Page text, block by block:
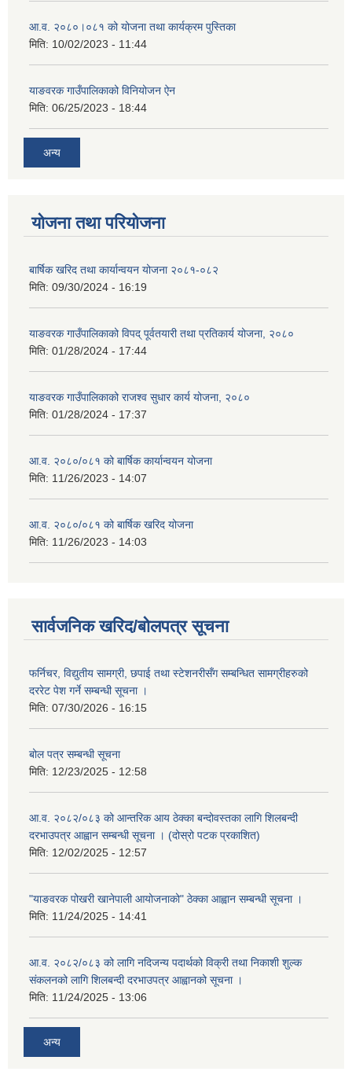
आ.व. २०८०।०८१ को योजना तथा कार्यक्रम पुस्तिका
मिति: 10/02/2023 - 11:44
याङवरक गाउँपालिकाको विनियोजन ऐन
मिति: 06/25/2023 - 18:44
अन्य
योजना तथा परियोजना
बार्षिक खरिद तथा कार्यान्वयन योजना २०८१-०८२
मिति: 09/30/2024 - 16:19
याङवरक गाउँपालिकाको विपद् पूर्वतयारी तथा प्रतिकार्य योजना, २०८०
मिति: 01/28/2024 - 17:44
याङवरक गाउँपालिकाको राजश्व सुधार कार्य योजना, २०८०
मिति: 01/28/2024 - 17:37
आ.व. २०८०/०८१ को बार्षिक कार्यान्वयन योजना
मिति: 11/26/2023 - 14:07
आ.व. २०८०/०८१ को बार्षिक खरिद योजना
मिति: 11/26/2023 - 14:03
सार्वजनिक खरिद/बोलपत्र सूचना
फर्निचर, विद्युतीय सामग्री, छपाई तथा स्टेशनरीसँग सम्बन्धित सामग्रीहरुको
दररेट पेश गर्ने सम्बन्धी सूचना ।
मिति: 07/30/2026 - 16:15
बोल पत्र सम्बन्धी सूचना
मिति: 12/23/2025 - 12:58
आ.व. २०८२/०८३ को आन्तरिक आय ठेक्का बन्दोवस्तका लागि शिलबन्दी
दरभाउपत्र आह्वान सम्बन्धी सूचना । (दोस्रो पटक प्रकाशित)
मिति: 12/02/2025 - 12:57
"याङवरक पोखरी खानेपाली आयोजनाको" ठेक्का आह्वान सम्बन्धी सूचना ।
मिति: 11/24/2025 - 14:41
आ.व. २०८२/०८३ को लागि नदिजन्य पदार्थको विक्री तथा निकाशी शुल्क
संकलनको लागि शिलबन्दी दरभाउपत्र आह्वानको सूचना ।
मिति: 11/24/2025 - 13:06
अन्य